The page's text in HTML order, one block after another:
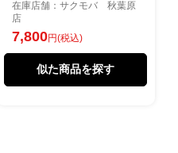
在庫店舗：サクモバ 秋葉原
店
7,800円(税込)
似た商品を探す